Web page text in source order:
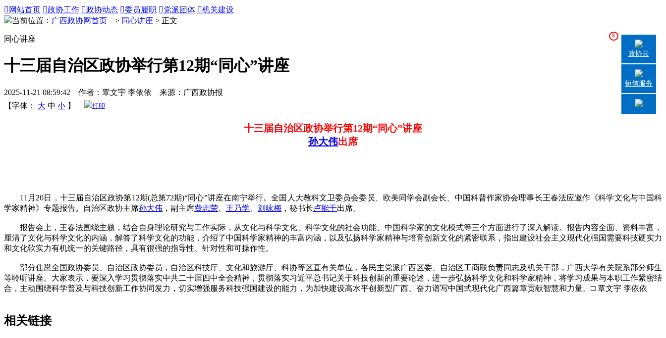
 网站首页 政协工作 政协动态 委员履职 党派团体 机关建设
当前位置： 广西政协网首页 > 同心讲座 > 正文
同心讲座
十三届自治区政协举行第12期“同心”讲座
2025-11-21 08:59:42 作者：覃文宇 李依依 来源：广西政协报
【字体：
大 中 小 】 打印
十三届自治区政协举行第12期“同心”讲座
孙大伟出席
11月20日，十三届自治区政协第12期(总第72期)“同心”讲座在南宁举行。全国人大教科文卫委员会委员、欧美同学会副会长、中国科普作家协会理事长王春法应邀作《科学文化与中国科
学家精神》专题报告。自治区政协主席孙大伟 ，副主席费志荣 王乃学 刘咏梅 ，秘书长卢能干出席。
报告会上，王春法围绕主题，结合自身理论研究与工作实际，从文化与科学文化、科学文化的社会功能、中国科学家的文化模式等三个方面进行了深入解读。报告内容全面、资料丰富，
厘清了文化与科学文化的内涵，解答了科学文化的功能，介绍了中国科学家精神的丰富内涵，以及弘扬科学家精神与培育创新文化的紧密联系，指出建设社会主义现代化强国需要科技硬实力
和文化软实力有机统一的关键路径，具有很强的指导性、针对性和可操作性。
部分住邕全国政协委员、自治区政协委员，自治区科技厅、文化和旅游厅、科协等区直有关单位，各民主党派广西区委、自治区工商联负责同志及机关干部，广西大学有关院系部分师生
等聆听讲座。大家表示，要深入学习贯彻落实中共二十届四中全会精神，贯彻落实习近平总书记关于科技创新的重要论述，进一步弘扬科学文化和科学家精神，将学习成果与本职工作紧密结
合，主动围绕科学普及与科技创新工作协同发力，切实增强服务科技强国建设的能力，为加快建设高水平创新型广西、奋力谱写中国式现代化广西篇章贡献智慧和力量。□ 覃文宇 李依依
相关链接
×
政协云
短信服务